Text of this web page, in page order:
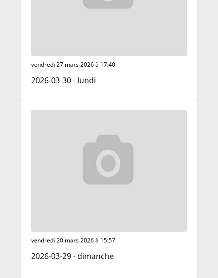
vendredi 27 mars 2026 à 17:40
2026-03-30 - lundi
vendredi 20 mars 2026 à 15:57
2026-03-29 - dimanche